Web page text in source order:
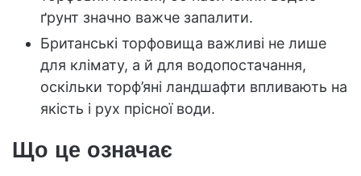
ґрунт значно важче запалити.
Британські торфовища важливі не лише
для клімату, а й для водопостачання,
оскільки торф’яні ландшафти впливають на
якість і рух прісної води.
Що це означає